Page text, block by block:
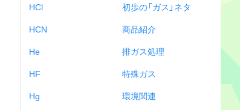
HCl
HCN
He
HF
Hg
初歩の「ガス」ネタ
商品紹介
排ガス処理
特殊ガス
環境関連